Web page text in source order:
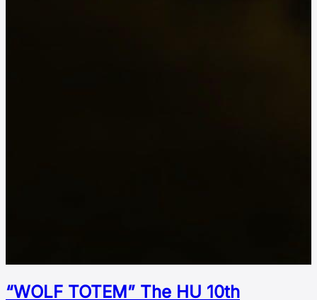
“WOLF TOTEM” The HU 10th